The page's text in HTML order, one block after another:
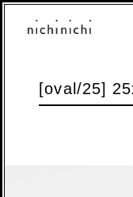
[oval/25]